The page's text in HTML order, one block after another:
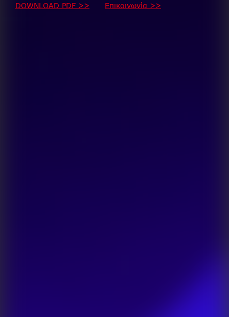
DOWNLOAD PDF >> Επικοινωνία >>